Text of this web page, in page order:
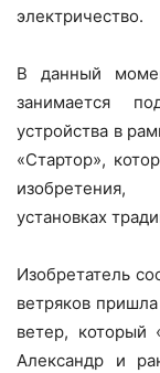
электричество.
В данный
занимается
устройства в
«Стартор»,
изобретения,
установках
Изобретатель
ветряков
ветер, который
Александр и